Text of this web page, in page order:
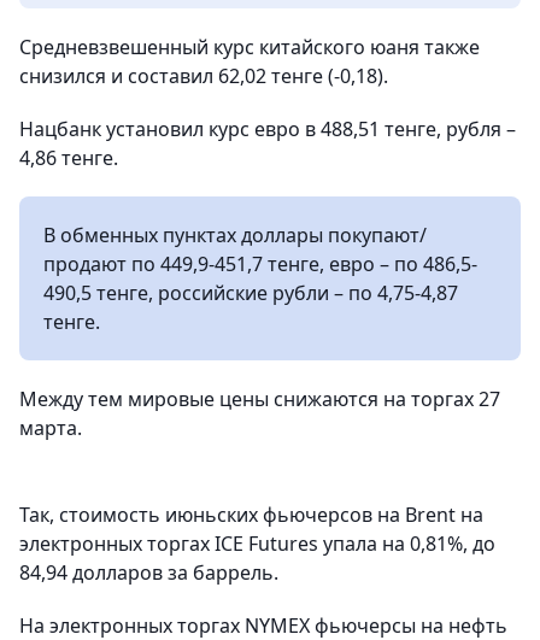
Средневзвешенный курс китайского юаня также
снизился и составил 62,02 тенге (-0,18).
Нацбанк установил курс евро в 488,51 тенге, рубля –
4,86 тенге.
В обменных пунктах доллары покупают/
продают по 449,9-451,7 тенге, евро – по 486,5-
490,5 тенге, российские рубли – по 4,75-4,87
тенге.
Между тем мировые цены снижаются на торгах 27
марта.
Так, стоимость июньских фьючерсов на Brent на
электронных торгах ICE Futures упала на 0,81%, до
84,94 долларов за баррель.
На электронных торгах NYMEX фьючерсы на нефть